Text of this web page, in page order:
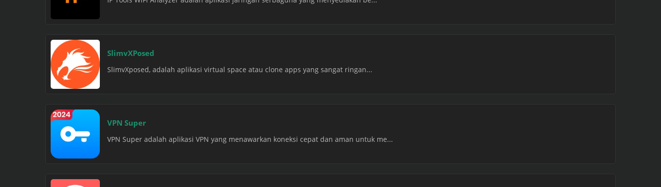
SlimvXPosed
SlimvXposed, adalah aplikasi virtual space atau clone apps yang sangat ringan...
VPN Super
VPN Super adalah aplikasi VPN yang menawarkan koneksi cepat dan aman untuk me...